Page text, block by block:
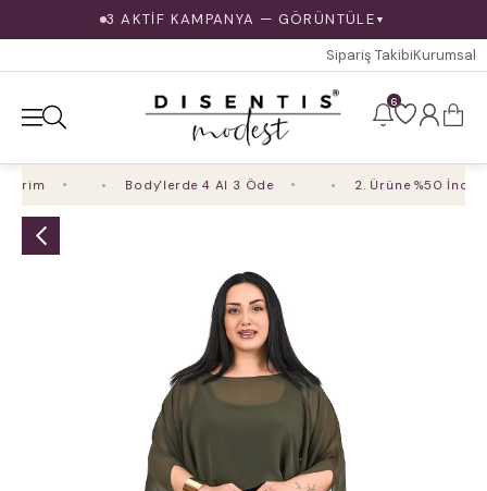
3 AKTİF KAMPANYA — GÖRÜNTÜLE ▼
Sipariş TakibiKurumsal
6
Body'lerde 4 Al 3 Öde 2. Ürüne %50 İndirim